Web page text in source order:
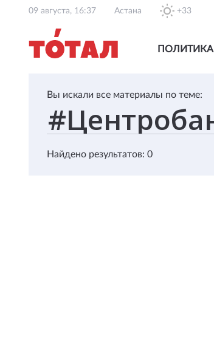
09 августа, 16:37 Астана +33
ПОЛИТИКА
Вы искали все материалы по теме:
Найдено результатов: 0